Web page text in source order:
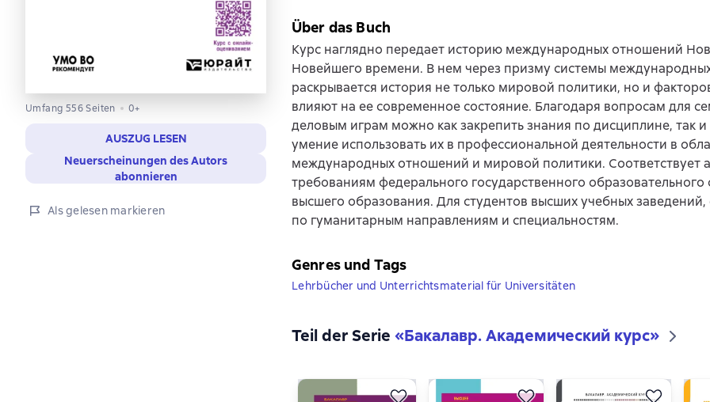
Umfang 556 Seiten 0+
AUSZUG LESEN
Neuerscheinungen des Autors
abonnieren
Als gelesen markieren
Über das Buch
Курс наглядно передает историю международных отношений
Новейшего времени. В нем через призму системы
раскрывается история не только мировой политики, но и
влияют на ее современное состояние. Благодаря вопросам для
деловым играм можно как закрепить знания по дисциплине, так и
умение использовать их в профессиональной деятельности в
международных отношений и мировой политики. Соответствует
требованиям федерального государственного образовательного
высшего образования. Для студентов высших учебных
по гуманитарным направлениям и специальностям.
Genres und Tags
Lehrbücher und Unterrichtsmaterial für Universitäten
Teil der Serie «Бакалавр. Академический курс»